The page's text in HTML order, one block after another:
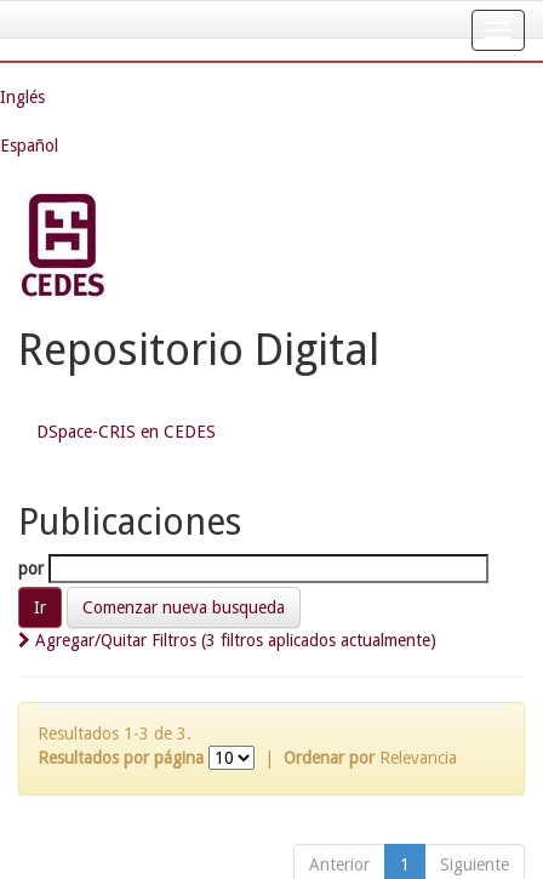
navigation
Inglés
Español
Repositorio Digital
DSpace-CRIS en CEDES
Publicaciones
por
Comenzar nueva busqueda
Agregar/Quitar Filtros (3 filtros aplicados actualmente)
Resultados 1-3 de 3.
Resultados por página
Ordenar por Relevancia
Anterior 1 Siguiente